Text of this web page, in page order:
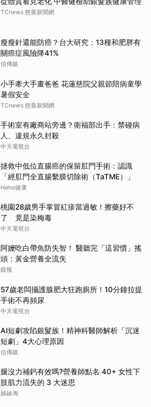
TCnews 慈善新聞網
瘦瘦針還能防癌？台大研究：13種和肥胖有
關癌症風險降41%
信傳媒
小手牽大手畫爸爸 花蓮慈院父親節陪病童學
暑假安全
TCnews 慈善新聞網
手術室有廠商站旁邊？衛福部出手：禁碰病
人、違規永久封殺
中天電視台
拯救中低位直腸癌的保留肛門手術：認識
「經肛門全直腸繫膜切除術（TaTME）」
Heho健康
桃園28歲男手掌冒紅疹當過敏！擦藥好不
了 竟是染梅毒
中天電視台
阿嬤吃白帶魚防失智！ 醫聽完「這習慣」搖
頭：黃金營養全流失
鏡報
57歲老闆攝護腺肥大狂跑廁所！10分鐘拉提
手術不再頻尿
中天電視台
AI短劇攻陷銀髮族！精神科醫師解析「沉迷
短劇」4大心理原因
信傳媒
腿沒力補鈣有效嗎?營養師點名 40+ 女性下
肢肌力流失的 3 大迷思
姊妹淘